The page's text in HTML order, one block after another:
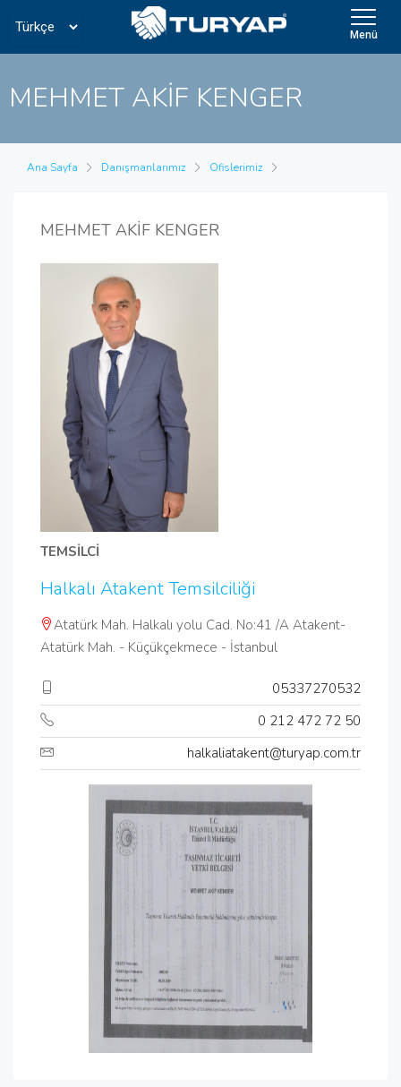
Menü
MEHMET AKİF KENGER
Ana Sayfa Danışmanlarımız Ofislerimiz
MEHMET AKİF KENGER
TEMSİLCİ
Halkalı Atakent Temsilciliği
Atatürk Mah. Halkalı yolu Cad. No:41 /A Atakent-
Atatürk Mah. - Küçükçekmece - İstanbul
05337270532
0 212 472 72 50
halkaliatakent@turyap.com.tr